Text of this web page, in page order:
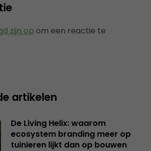
zijn op om een reactie te
artikelen
De Living Helix: waarom
ecosystem branding meer op
tuinieren lijkt dan op bouwen